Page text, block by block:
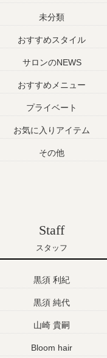
未分類
おすすめスタイル
サロンのNEWS
おすすめメニュー
プライベート
お気に入りアイテム
その他
Staff
スタッフ
黒須 利紀
黒須 純代
山崎 貴嗣
Bloom hair